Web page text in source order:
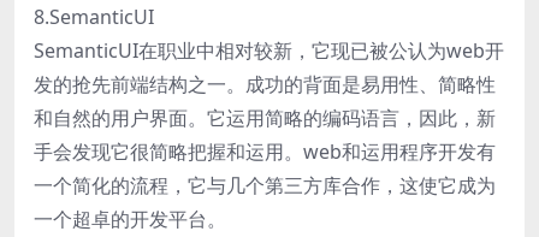
8.SemanticUI
SemanticUI在职业中相对较新，它现已被公认为web开
发的抢先前端结构之一。成功的背面是易用性、简略性
和自然的用户界面。它运用简略的编码语言，因此，新
手会发现它很简略把握和运用。web和运用程序开发有
一个简化的流程，它与几个第三方库合作，这使它成为
一个超卓的开发平台。